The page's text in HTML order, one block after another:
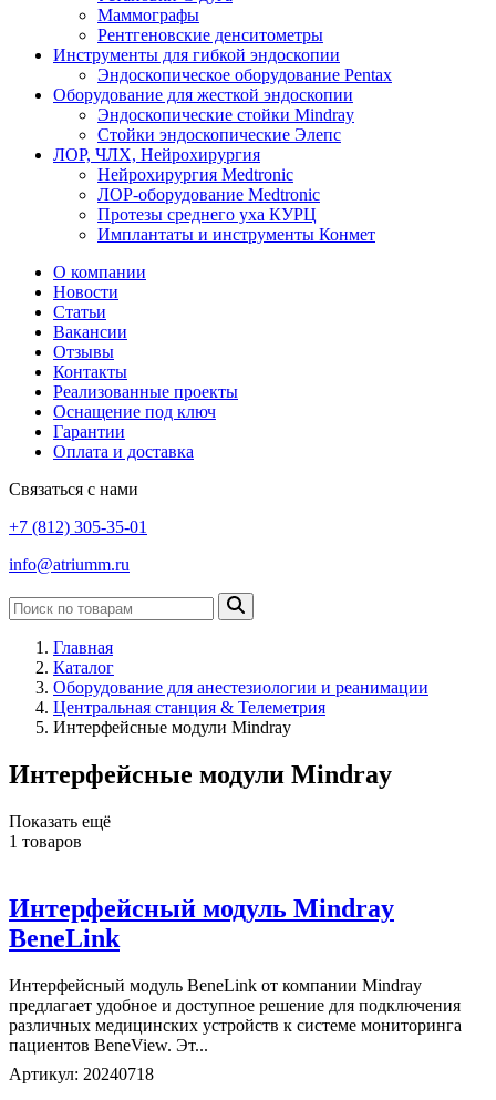
Маммографы
Рентгеновские денситометры
Инструменты для гибкой эндоскопии
Эндоскопическое оборудование Pentax
Оборудование для жесткой эндоскопии
Эндоскопические стойки Mindray
Стойки эндоскопические Элепс
ЛОР, ЧЛХ, Нейрохирургия
Нейрохирургия Medtronic
ЛОР-оборудование Medtronic
Протезы среднего уха КУРЦ
Имплантаты и инструменты Конмет
О компании
Новости
Статьи
Вакансии
Отзывы
Контакты
Реализованные проекты
Оснащение под ключ
Гарантии
Оплата и доставка
Связаться с нами
+7 (812) 305-35-01
info@atriumm.ru
Главная
Каталог
Оборудование для анестезиологии и реанимации
Центральная станция & Телеметрия
Интерфейсные модули Mindray
Интерфейсные модули Mindray
Показать ещё
1 товаров
Интерфейсный модуль Mindray
BeneLink
Интерфейсный модуль BeneLink от компании Mindray
предлагает удобное и доступное решение для подключения
различных медицинских устройств к системе мониторинга
пациентов BeneView. Эт...
Артикул: 20240718